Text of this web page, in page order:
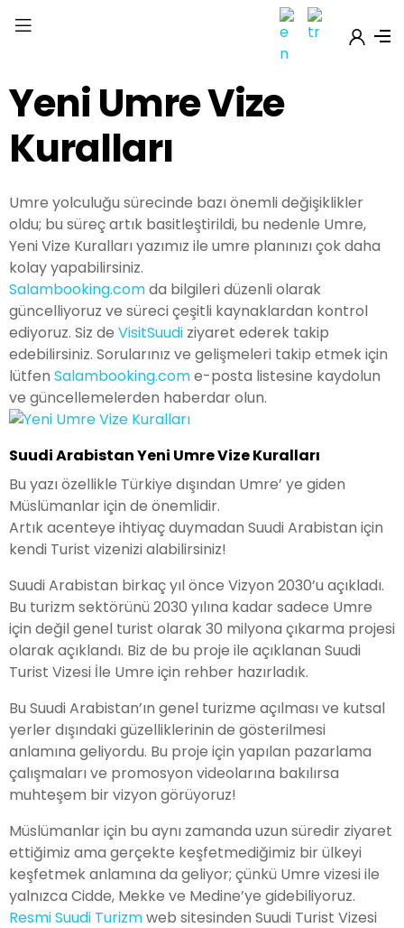
Yeni Umre Vize
Kuralları
Umre yolculuğu sürecinde bazı önemli değişiklikler
oldu; bu süreç artık basitleştirildi, bu nedenle Umre,
Yeni Vize Kuralları yazımız ile umre planınızı çok daha
kolay yapabilirsiniz.
Salambooking.comda bilgileri düzenli olarak
güncelliyoruz ve süreci çeşitli kaynaklardan kontrol
ediyoruz. Siz de VisitSuudi ziyaret ederek takip
edebilirsiniz. Sorularınız ve gelişmeleri takip etmek için
lütfen Salambooking.come-posta listesine kaydolun
ve güncellemelerden haberdar olun.
Suudi Arabistan Yeni Umre Vize Kuralları
Bu yazı özellikle Türkiye dışından Umre’ ye giden
Müslümanlar için de önemlidir.
Artık acenteye ihtiyaç duymadan Suudi Arabistan için
kendi Turist vizenizi alabilirsiniz!
Suudi Arabistan birkaç yıl önce Vizyon 2030’u açıkladı.
Bu turizm sektörünü 2030 yılına kadar sadece Umre
için değil genel turist olarak 30 milyona çıkarma projesi
olarak açıklandı. Biz de bu proje ile açıklanan Suudi
Turist Vizesi İle Umre için rehber hazırladık.
Bu Suudi Arabistan’ın genel turizme açılması ve kutsal
yerler dışındaki güzelliklerinin de gösterilmesi
anlamına geliyordu. Bu proje için yapılan pazarlama
çalışmaları ve promosyon videolarına bakılırsa
muhteşem bir vizyon görüyoruz!
Müslümanlar için bu aynı zamanda uzun süredir ziyaret
ettiğimiz ama gerçekte keşfetmediğimiz bir ülkeyi
keşfetmek anlamına da geliyor; çünkü Umre vizesi ile
yalnızca Cidde, Mekke ve Medine’ye gidebiliyoruz.
Resmi Suudi Turizmweb sitesinden Suudi Turist Vizesi